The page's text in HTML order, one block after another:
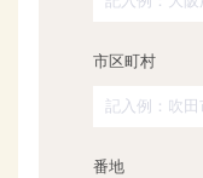
市区町村
番地